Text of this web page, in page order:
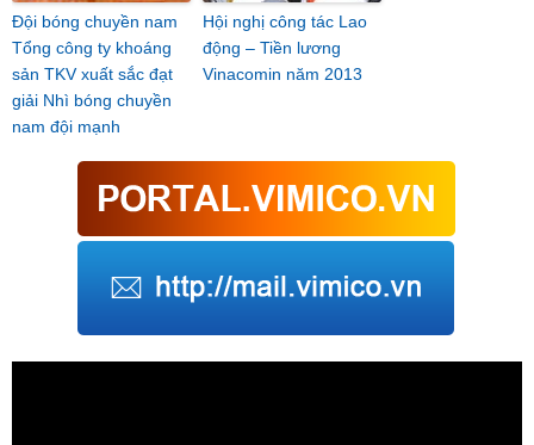
Đội bóng chuyền nam
Tổng công ty khoáng
sản TKV xuất sắc đạt
giải Nhì bóng chuyền
nam đội mạnh
Hội nghị công tác Lao
động – Tiền lương
Vinacomin năm 2013